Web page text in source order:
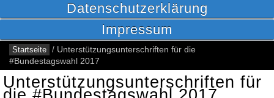
Datenschutzerklärung
Impressum
Startseite / Unterstützungsunterschriften für die
#Bundestagswahl 2017
Unterstützungsunterschriften für